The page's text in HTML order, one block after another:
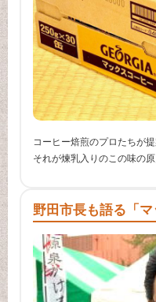
コーヒー焙煎のプロたちが
それが煉乳入りのこの味の原
野田市長も語る「マ